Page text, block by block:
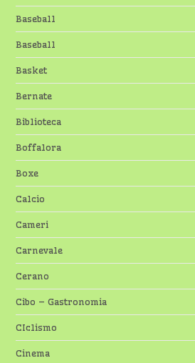
Baseball
Baseball
Basket
Bernate
Biblioteca
Boffalora
Boxe
Calcio
Cameri
Carnevale
Cerano
Cibo – Gastronomia
CIclismo
Cinema